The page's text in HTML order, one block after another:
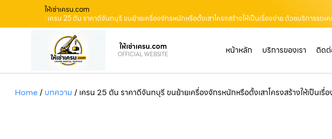
ให้เช่าเครน.com
: เครน 25 ตัน ราคาดีจันทบุรี ขนย้ายเครื่องจักรหนักหรือตั้งเสาโครงสร้างให้เป็นเรื่องง่าย ด้วยบริการรถ
ให้เช่าเครน.com
OFFICIAL WEBSITE หน้าหลัก บริการของเรา ติดต่
Home/ บทความ / เครน 25 ตัน ราคาดีจันทบุรี ขนย้ายเครื่องจักรหนักหรือตั้งเสาโครงสร้างให้เป็นเ